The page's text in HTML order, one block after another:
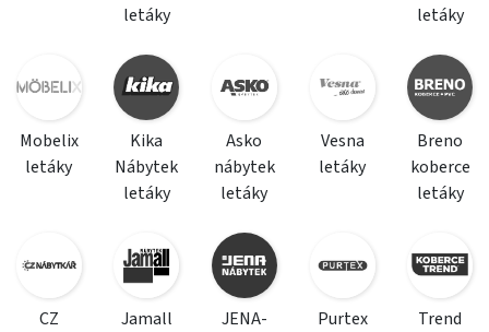
letáky
letáky
Mobelix
letáky
Kika
Nábytek
letáky
Asko
nábytek
letáky
Vesna
letáky
Breno
koberce
letáky
CZ
Jamall
JENA-
Purtex
Trend